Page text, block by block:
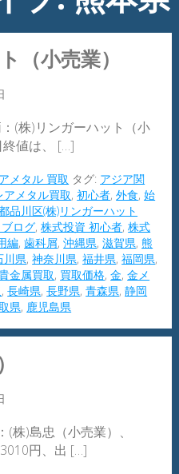
（小売業）
(株)リンガーハット（小
値は、 […]
メタル 買取 タグ: アジア関
アメタル買取,初心者,外食,始
品川区(株)リンガーハット
ログ,株式投資 初心者,株式
編,歯科屑,沖縄県,滋賀県,熊
川県,神奈川県,福井県,福岡県,
金属買取, 買取価格,金,金メ
,長崎県,長野県,青森県,静岡
県, 鹿児島県
株)島忠（小売業）、
円、出 […]